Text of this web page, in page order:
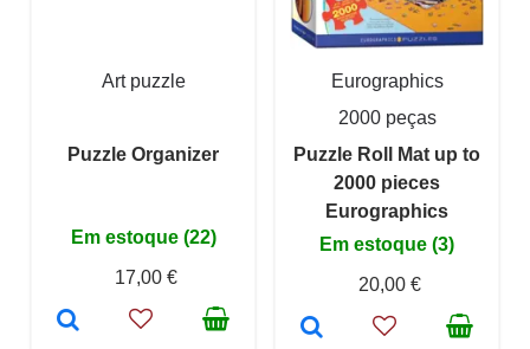
Art puzzle
Puzzle Organizer
Em estoque (22)
17,00 €
Eurographics
2000 peças
Puzzle Roll Mat up to
2000 pieces
Eurographics
Em estoque (3)
20,00 €